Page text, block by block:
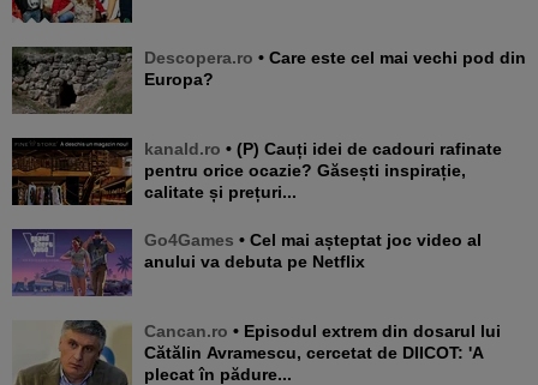
Descopera.ro • Care este cel mai vechi pod din
Europa?
kanald.ro • (P) Cauți idei de cadouri rafinate
pentru orice ocazie? Găsești inspirație,
calitate și prețuri...
Go4Games • Cel mai așteptat joc video al
anului va debuta pe Netflix
Cancan.ro • Episodul extrem din dosarul lui
Cătălin Avramescu, cercetat de DIICOT: 'A
plecat în pădure...